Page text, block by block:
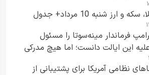
شنبه 10 مرداد+ جدول
فرماندار مینه‌سوتا را مسئول
این ایالت دانست؛ اما هیچ مدرکی
نظامی آمریکا برای پشتیبانی از